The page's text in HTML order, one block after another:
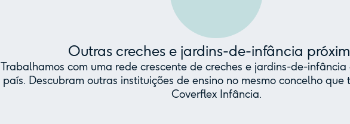
Outras creches e jardins-de-infância
Trabalhamos com uma rede crescente de creches e jardins-de-
país. Descubram outras instituições de ensino no mesmo concelho
Coverflex Infância.